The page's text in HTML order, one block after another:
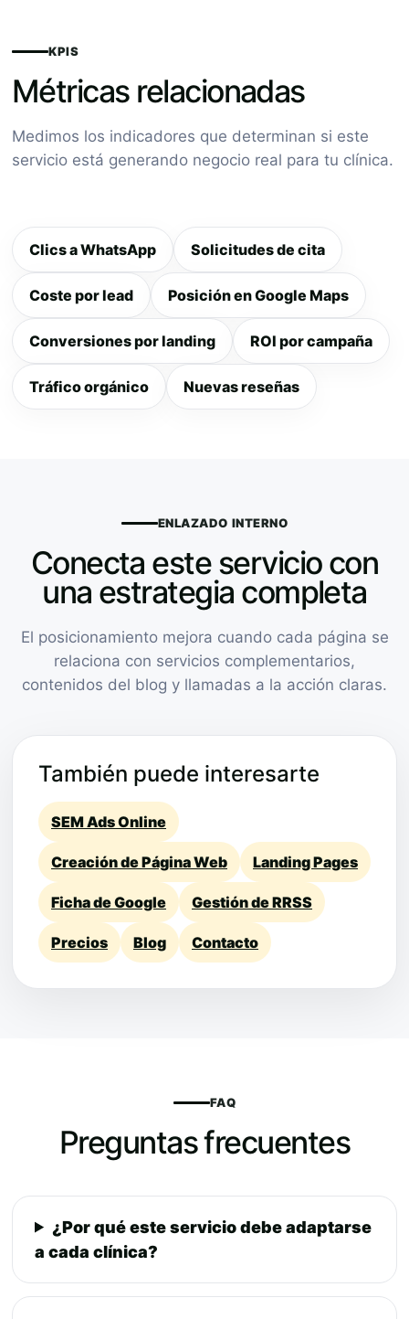
KPIS
Métricas relacionadas
Medimos los indicadores que determinan si este
servicio está generando negocio real para tu clínica.
Clics a WhatsApp Solicitudes de cita
Coste por lead Posición en Google Maps
Conversiones por landing ROI por campaña
Tráfico orgánico Nuevas reseñas
ENLAZADO INTERNO
Conecta este servicio con
una estrategia completa
El posicionamiento mejora cuando cada página se
relaciona con servicios complementarios,
contenidos del blog y llamadas a la acción claras.
También puede interesarte
SEM Ads Online
Creación de Página Web Landing Pages
Ficha de Google Gestión de RRSS
Precios Blog Contacto
FAQ
Preguntas frecuentes
¿Por qué este servicio debe adaptarse
a cada clínica?